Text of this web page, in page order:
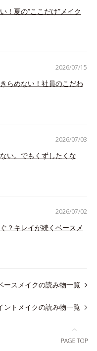
！夏の“ここだけ”メイク
らめない！社員のこだわ
2026/07/15
い。でもくずしたくな
2026/07/03
？キレイが続くベースメ
2026/07/02
ースメイクの読み物一覧
ントメイクの読み物一覧